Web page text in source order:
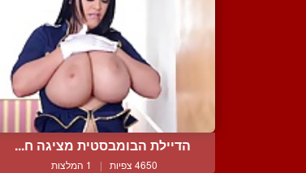
הדיילת הבומבסטית מציגה ח...
4650 צפיות | 1 המלצות